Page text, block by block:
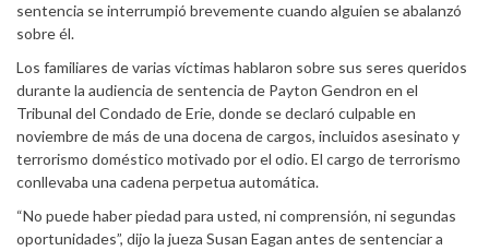
sentencia se interrumpió brevemente cuando alguien se abalanzó
sobre él.
Los familiares de varias víctimas hablaron sobre sus seres queridos
durante la audiencia de sentencia de Payton Gendron en el
Tribunal del Condado de Erie, donde se declaró culpable en
noviembre de más de una docena de cargos, incluidos asesinato y
terrorismo doméstico motivado por el odio. El cargo de terrorismo
conllevaba una cadena perpetua automática.
“No puede haber piedad para usted, ni comprensión, ni segundas
oportunidades”, dijo la jueza Susan Eagan antes de sentenciar a